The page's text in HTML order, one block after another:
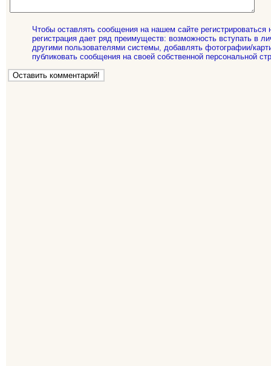
Чтобы оставлять сообщения на нашем сайте регистрироваться
регистрация дает ряд преимуществ: возможность вступать в
другими пользователями системы, добавлять фотографии/
публиковать сообщения на своей собственной персональной